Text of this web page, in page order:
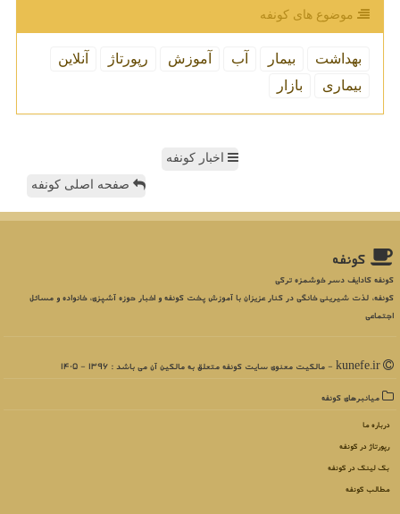
موضوع های كونفه
بهداشت بیمار آب آموزش رپورتاژ
آنلاین
بیماری
بازار
اخبار کونفه
صفحه اصلی کونفه
كونفه
کونفه کادایف دسر خوشمزه ترکی
کونفه، لذت شیرینی خانگی در کنار عزیزان با آموزش پخت کونفه و اخبار حوزه آشپزی، خانواده و مسائل
اجتماعی
میانبرهای كونفه
درباره ما
رپورتاژ در كونفه
بک لینک در كونفه
مطالب كونفه